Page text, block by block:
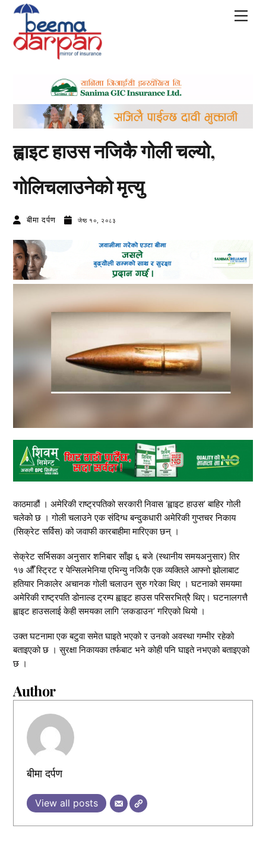
Skip
content
ह्वाइट हाउस नजिकै गोली चल्यो,
गोलिचलाउनेको मृत्यु
बीमा दर्पण जेष्ठ १०, २०८३
काठमाडौं । अमेरिकी राष्ट्रपतिको सरकारी निवास ‘ह्वाइट हाउस’ बाहिर गोली
चलेको छ । गोली चलाउने एक संदिग्ध बन्दुकधारी अमेरिकी गुप्तचर निकाय
(सिक्रेट सर्विस) को जवाफी कारबाहीमा मारिएका छन् ।
सेक्रेट सर्भिसका अनुसार शनिबार साँझ ६ बजे (स्थानीय समयअनुसार) तिर
१७ औँ स्ट्रिट र पेन्सिलभेनिया एभिन्यु नजिकै एक व्यक्तिले आफ्नो झोलाबाट
हतियार निकालेर अचानक गोली चलाउन सुरु गरेका थिए । घटनाको समयमा
अमेरिकी राष्ट्रपति डोनाल्ड ट्रम्प ह्वाइट हाउस परिसरभित्रै थिए। घटनालगत्तै
ह्वाइट हाउसलाई केही समयका लागि ‘लकडाउन’ गरिएको थियो ।
उक्त घटनामा एक बटुवा समेत घाइते भएको र उनको अवस्था गम्भीर रहेको
बताइएको छ । सुरक्षा निकायका तर्फबाट भने कोही पनि घाइते नभएको बताइएको
छ ।
Author
बीमा दर्पण
View all posts